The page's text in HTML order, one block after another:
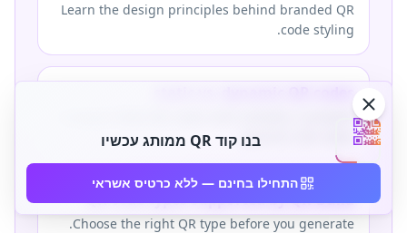
Learn the design principles behind branded QR
code styling.
Compare fixed QR codes with editable, trackable
dynamic QR codes.
QR code types supported by QR-Build
Choose the right QR type before you generate.
בנו קוד QR ממותג עכשיו
התחילו בחינם — ללא כרטיס אשראי